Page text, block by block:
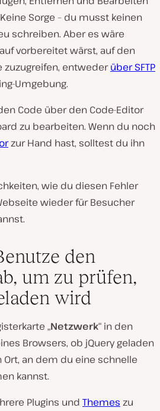
Sorge – du musst keinen
schreiben. Aber es wäre
vorbereitet wärst, auf den
zuzugreifen, entwederüber SFTP
Umgebung.
Code über den Code-Editor
zu bearbeiten. Wenn du noch
zur Hand hast, solltest du ihn
wie du diesen Fehler
wieder für Besucher
den
um zu prüfen,
wird
„Netzwerk“ in den
Browsers, ob jQuery geladen
an dem du eine schnelle
kannst.
Plugins und Themes zu